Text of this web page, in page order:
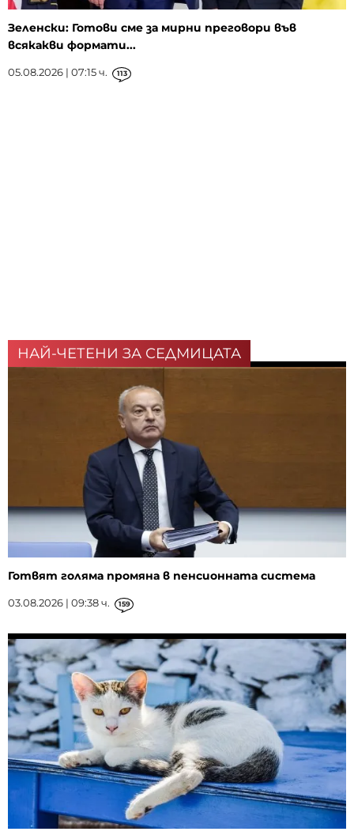
Зеленски: Готови сме за мирни преговори във
всякакви формати...
05.08.2026 | 07:15 ч. 113
НАЙ-ЧЕТЕНИ ЗА СЕДМИЦАТА
Готвят голяма промяна в пенсионната система
03.08.2026 | 09:38 ч. 159